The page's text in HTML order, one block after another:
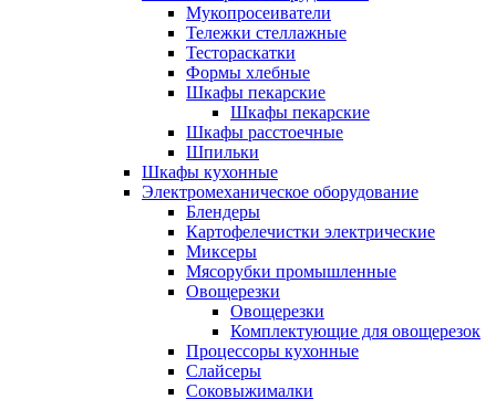
Мукопросеиватели
Тележки стеллажные
Тестораскатки
Формы хлебные
Шкафы пекарские
Шкафы пекарские
Шкафы расстоечные
Шпильки
Шкафы кухонные
Электромеханическое оборудование
Блендеры
Картофелечистки электрические
Миксеры
Мясорубки промышленные
Овощерезки
Овощерезки
Комплектующие для овощерезок
Процессоры кухонные
Слайсеры
Соковыжималки